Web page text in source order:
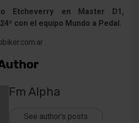
Etcheverry en Master D1,
con el equipo Mundo a Pedal.
Fm Alpha
See author's posts